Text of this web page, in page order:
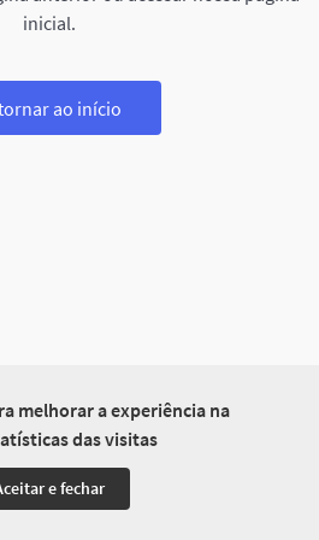
melhorar a experiência na
das visitas
e fechar
inicial.
ao início